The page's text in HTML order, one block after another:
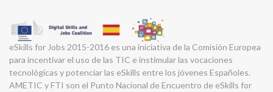
eSkills for Jobs 2015-2016 es una iniciativa de la Comisión Europea
para incentivar el uso de las TIC e instimular las vocaciones
tecnológicas y potenciar las eSkills entre los jóvenes Españoles.
AMETIC y FTI son el Punto Nacional de Encuentro de eSkills for